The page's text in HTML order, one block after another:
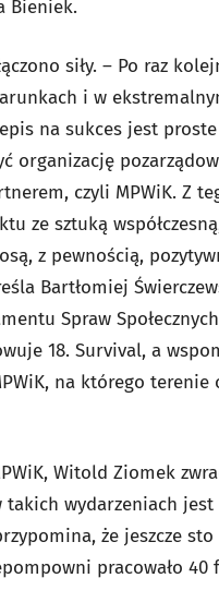
Bieniek.
siły. – Po raz
i w
na sukces jest
organizację
czyli MPWiK. Z
ze sztuką
z pewnością,
Bartłomiej
Spraw
18. Survival, a
na którego terenie
Witold Ziomek
wydarzeniach jest
że jeszcze
pracowało 40